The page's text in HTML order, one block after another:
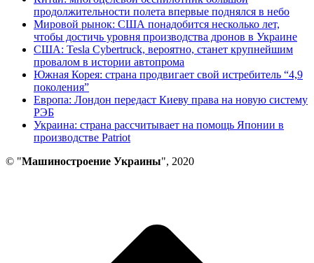
продолжительности полета впервые поднялся в небо
Мировой рынок: США понадобится несколько лет,
чтобы достичь уровня производства дронов в Украине
США: Tesla Cybertruck, вероятно, станет крупнейшим
провалом в истории автопрома
Южная Корея: страна продвигает свой истребитель “4,9
поколения”
Европа: Лондон передаст Киеву права на новую систему
РЭБ
Украина: страна рассчитывает на помощь Японии в
производстве Patriot
© "Машиностроение Украины", 2020